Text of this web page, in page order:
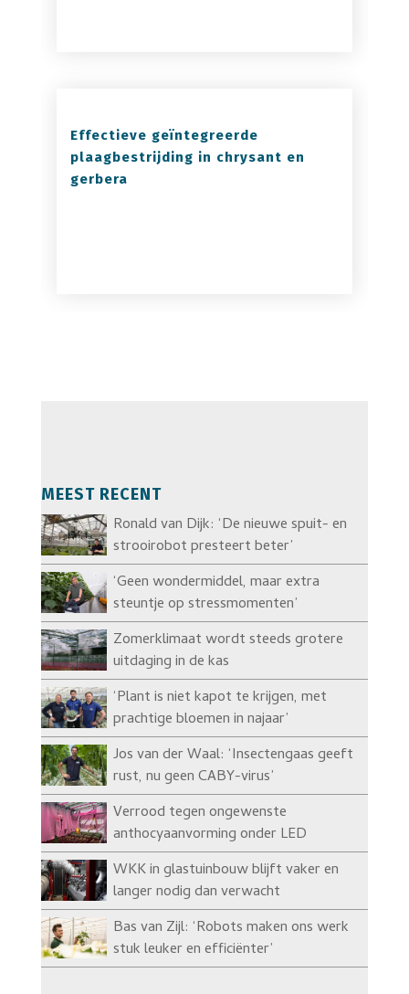
Effectieve geïntegreerde
plaagbestrijding in chrysant en
gerbera
MEEST RECENT
Ronald van Dijk: ‘De nieuwe spuit- en
strooirobot presteert beter’
‘Geen wondermiddel, maar extra
steuntje op stressmomenten’
Zomerklimaat wordt steeds grotere
uitdaging in de kas
‘Plant is niet kapot te krijgen, met
prachtige bloemen in najaar’
Jos van der Waal: ‘Insectengaas geeft
rust, nu geen CABY-virus’
Verrood tegen ongewenste
anthocyaanvorming onder LED
WKK in glastuinbouw blijft vaker en
langer nodig dan verwacht
Bas van Zijl: ‘Robots maken ons werk
stuk leuker en efficiënter’